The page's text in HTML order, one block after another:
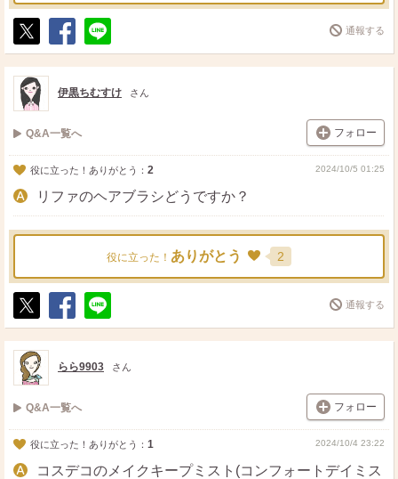
ポ
ス
ト
シ
ェ
送
る
通報する
伊黒ちむすけ さん
Q&A一覧へ フォロー
役に立った！ありがとう： 2 2024/10/5 01:25
リファのヘアブラシどうですか？
役に立った！ ありがとう 2
ポ
ス
ト
シ
ェ
送
る
通報する
らら9903 さん
Q&A一覧へ フォロー
役に立った！ありがとう： 1 2024/10/4 23:22
コスデコのメイクキープミスト(コンフォートデイミス